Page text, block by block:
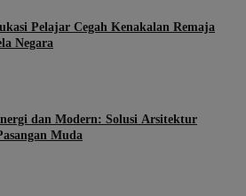
Pelajar Cegah Kenakalan Remaja
Negara
dan Modern: Solusi Arsitektur
Muda